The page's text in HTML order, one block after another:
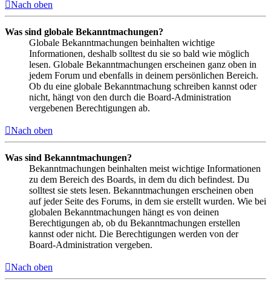
Nach oben
Was sind globale Bekanntmachungen?
Globale Bekanntmachungen beinhalten wichtige
Informationen, deshalb solltest du sie so bald wie möglich
lesen. Globale Bekanntmachungen erscheinen ganz oben in
jedem Forum und ebenfalls in deinem persönlichen Bereich.
Ob du eine globale Bekanntmachung schreiben kannst oder
nicht, hängt von den durch die Board-Administration
vergebenen Berechtigungen ab.
Nach oben
Was sind Bekanntmachungen?
Bekanntmachungen beinhalten meist wichtige Informationen
zu dem Bereich des Boards, in dem du dich befindest. Du
solltest sie stets lesen. Bekanntmachungen erscheinen oben
auf jeder Seite des Forums, in dem sie erstellt wurden. Wie bei
globalen Bekanntmachungen hängt es von deinen
Berechtigungen ab, ob du Bekanntmachungen erstellen
kannst oder nicht. Die Berechtigungen werden von der
Board-Administration vergeben.
Nach oben